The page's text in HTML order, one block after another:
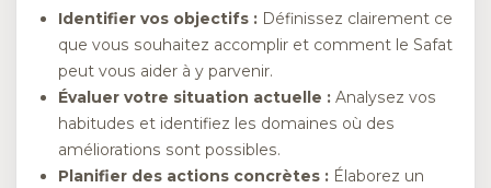
Identifier vos objectifs : Définissez clairement ce
que vous souhaitez accomplir et comment le Safat
peut vous aider à y parvenir.
Évaluer votre situation actuelle : Analysez vos
habitudes et identifiez les domaines où des
améliorations sont possibles.
Planifier des actions concrètes : Élaborez un